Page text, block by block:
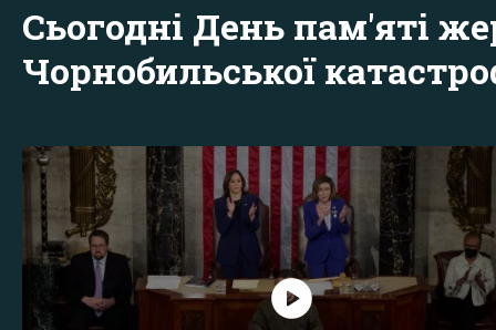
Сьогодні День пам'яті
Чорнобильської